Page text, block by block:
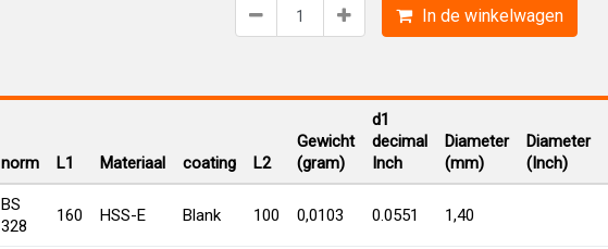
In de winkelwagen
norm L1 Materiaal coating L2
Gewicht
(gram)
d1
decimal
Inch
Diameter
(mm)
Diameter
(Inch)
BS
328
160 HSS-E Blank 100 0,0103 0.0551 1,40